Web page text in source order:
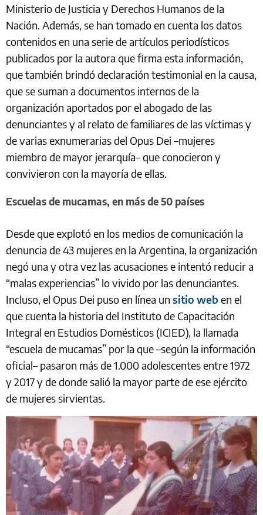
Ministerio de Justicia y Derechos Humanos de la
Nación. Además, se han tomado en cuenta los datos
contenidos en una serie de artículos periodísticos
publicados por la autora que firma esta información,
que también brindó declaración testimonial en la causa,
que se suman a documentos internos de la
organización aportados por el abogado de las
denunciantes y al relato de familiares de las víctimas y
de varias exnumerarias del Opus Dei –mujeres
miembro de mayor jerarquía– que conocieron y
convivieron con la mayoría de ellas.
Escuelas de mucamas, en más de 50 países
Desde que explotó en los medios de comunicación la
denuncia de 43 mujeres en la Argentina, la organización
negó una y otra vez las acusaciones e intentó reducir a
“malas experiencias” lo vivido por las denunciantes.
Incluso, el Opus Dei puso en línea un sitio web en el
que cuenta la historia del Instituto de Capacitación
Integral en Estudios Domésticos (ICIED), la llamada
“escuela de mucamas” por la que –según la información
oficial– pasaron más de 1.000 adolescentes entre 1972
y 2017 y de donde salió la mayor parte de ese ejército
de mujeres sirvientas.